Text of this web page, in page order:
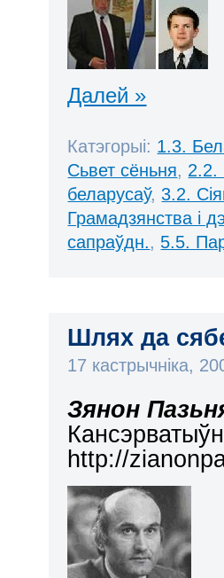
Далей »
Катэгорыі: 1.3.
Сьвет сёньня, 2.2.
беларусаў, 3.2.
Грамадзянства і
сапраўдн., 5.5.
Шлях да
17 кастрычніка,
Зянон
http://